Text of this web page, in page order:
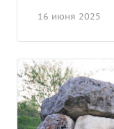
16 июня 2025